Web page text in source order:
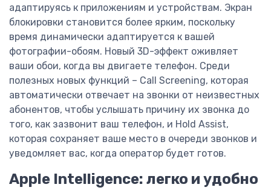
адаптируясь к приложениям и устройствам. Экран
блокировки становится более ярким, поскольку
время динамически адаптируется к вашей
фотографии-обоям. Новый 3D-эффект оживляет
ваши обои, когда вы двигаете телефон. Среди
полезных новых функций – Call Screening, которая
автоматически отвечает на звонки от неизвестных
абонентов, чтобы услышать причину их звонка до
того, как зазвонит ваш телефон, и Hold Assist,
которая сохраняет ваше место в очереди звонков и
уведомляет вас, когда оператор будет готов.
Apple Intelligence: легко и удобно